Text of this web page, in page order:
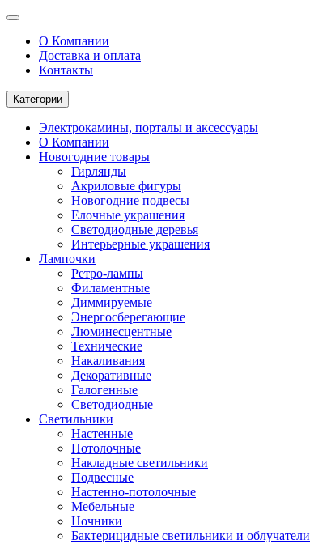
О Компании
Доставка и оплата
Контакты
Категории
Электрокамины, порталы и аксессуары
О Компании
Новогодние товары
Гирлянды
Акриловые фигуры
Новогодние подвесы
Елочные украшения
Светодиодные деревья
Интерьерные украшения
Лампочки
Ретро-лампы
Филаментные
Диммируемые
Энергосберегающие
Люминесцентные
Технические
Накаливания
Декоративные
Галогенные
Светодиодные
Светильники
Настенные
Потолочные
Накладные светильники
Подвесные
Настенно-потолочные
Мебельные
Ночники
Бактерицидные светильники и облучатели